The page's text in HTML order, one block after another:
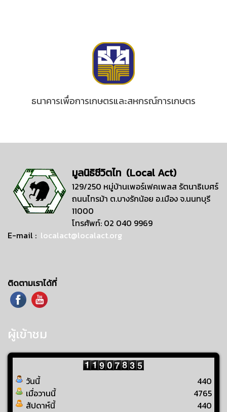
ธนาคารเพื่อการเกษตรและสหกรณ์การเกษตร
มูลนิธิชีวิตไท (Local Act)
129/250 หมู่บ้านเพอร์เฟคเพลส รัตนาธิเบศร์
ถนนไทรม้า ต.บางรักน้อย อ.เมือง จ.นนทบุรี
11000
โทรศัพท์: 02 040 9969
E-mail : localact@localact.org
ติดตามเราได้ที่
ผู้เข้าชม
วันนี้
เมื่อวานนี้
สัปดาห์นี้
440
4765
440